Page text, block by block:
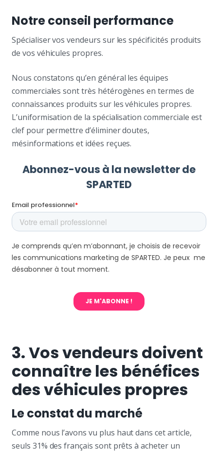
Notre conseil performance
Spécialiser vos vendeurs sur les spécificités produits
de vos véhicules propres.
Nous constatons qu’en général les équipes
commerciales sont très hétérogènes en termes de
connaissances produits sur les véhicules propres.
L’uniformisation de la spécialisation commerciale est
clef pour permettre d’éliminer doutes,
mésinformations et idées reçues.
3. Vos vendeurs doivent
connaître les bénéfices
des véhicules propres
Le constat du marché
Comme nous l’avons vu plus haut dans cet article,
seuls 31% des français sont prêts à acheter un